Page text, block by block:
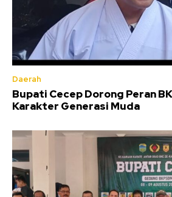
Daerah
Bupati Cecep Dorong Peran
Karakter Generasi Muda